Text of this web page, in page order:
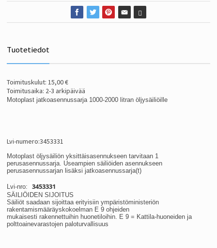
Tuotetiedot
Toimituskulut: 15,00 €
Toimitusaika: 2-3 arkipäivää
Motoplast jatkoasennussarja 1000-2000 litran öljysäiliöille
Lvi-numero:3453331
Motoplast öljysäiliön yksittäisasennukseen tarvitaan 1
perusasennussarja. Useampien säiliöiden asennukseen
perusasennussarjan lisäksi jatkoasennussarja(t)
Lvi-nro: 3453331
SÄILIÖIDEN SIJOITUS
Säiliöt saadaan sijoittaa erityisiin ympäristöministeriön
rakentamismääräyskokoelman E 9 ohjeiden
mukaisesti rakennettuihin huonetiloihin. E 9 = Kattila-huoneiden ja
polttoainevarastojen paloturvallisuus